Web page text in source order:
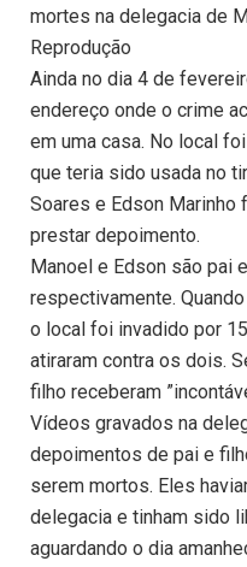
mortes na delegacia de
Reprodução
Ainda no dia 4 de
endereço onde o crime
em uma casa. No local
que teria sido usada no
Soares e Edson Marinho
prestar depoimento.
Manoel e Edson são pai
respectivamente.
o local foi invadido por
atiraram contra os dois.
filho receberam
Vídeos gravados na
depoimentos de pai e
serem mortos. Eles
delegacia e tinham sido
aguardando o dia